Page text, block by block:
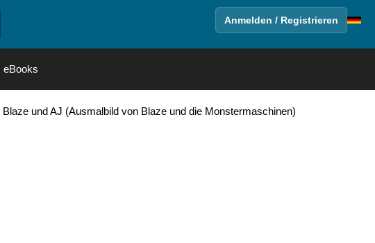
Anmelden / Registrieren
eBooks
Blaze und AJ (Ausmalbild von Blaze und die Monstermaschinen)